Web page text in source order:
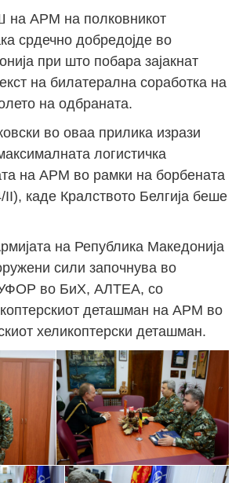
на АРМ на полковникот
срдечно добредојде во
при што побара зајакнат
на билатерална соработка на
на одбраната.
во оваа прилика изрази
логистичка
на АРМ во рамки на борбената
каде Кралството Белгија беше
на Република Македонија
сили започнува во
во БиХ, АЛТЕА, со
деташман на АРМ во
хеликоптерски деташман.